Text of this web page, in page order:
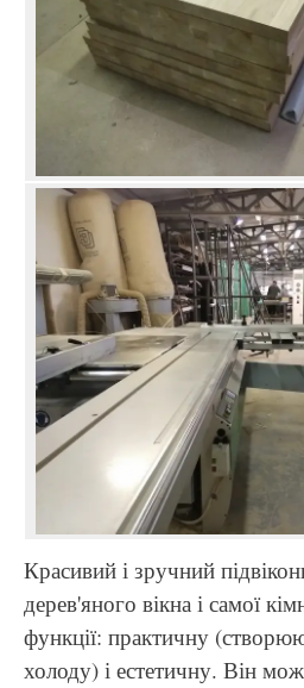
Красивий і зручний
дерев'яного вікна і самої
функції: практичну
холоду) і естетичну. Він